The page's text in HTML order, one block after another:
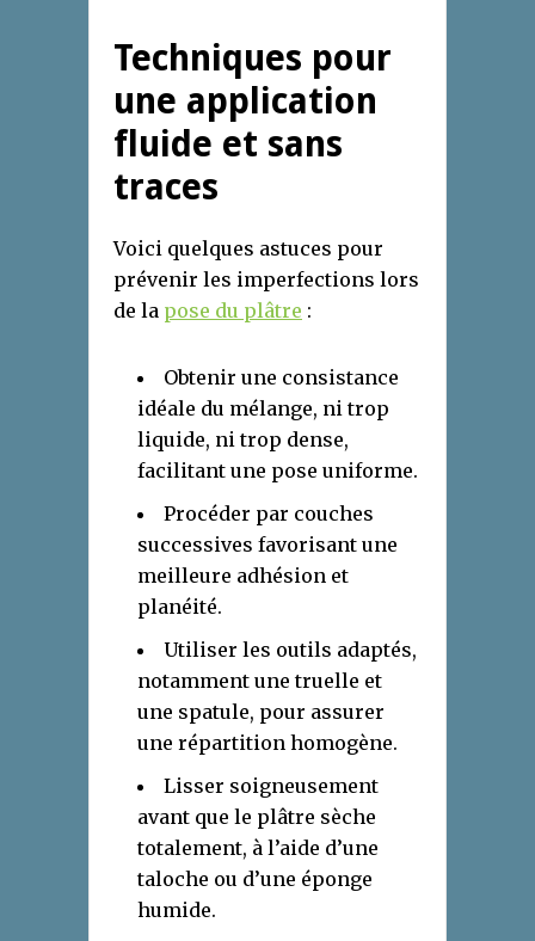
Techniques pour
une application
fluide et sans
traces
Voici quelques astuces pour
prévenir les imperfections lors
de la pose du plâtre :
Obtenir une consistance
idéale du mélange, ni trop
liquide, ni trop dense,
facilitant une pose uniforme.
Procéder par couches
successives favorisant une
meilleure adhésion et
planéité.
Utiliser les outils adaptés,
notamment une truelle et
une spatule, pour assurer
une répartition homogène.
Lisser soigneusement
avant que le plâtre sèche
totalement, à l’aide d’une
taloche ou d’une éponge
humide.